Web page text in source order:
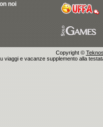
noi
Copyright ©
viaggi e vacanze supplemento alla